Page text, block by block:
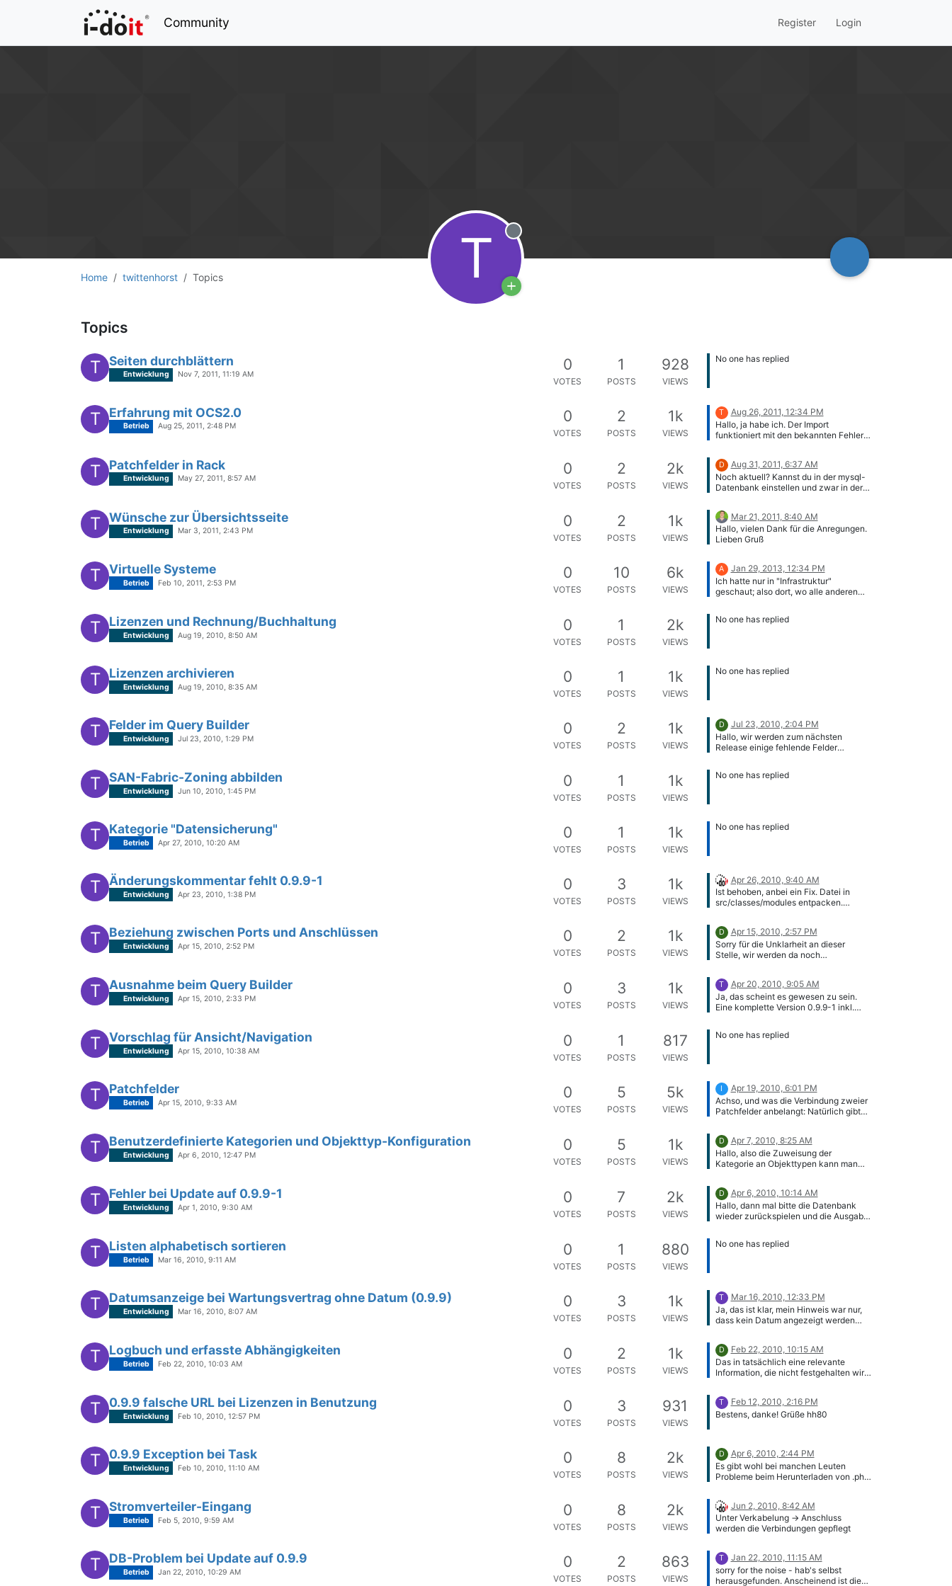
Community Register Login
Home twittenhorst Topics T Offline
Topics
T Seiten durchblättern
Entwicklung Nov 7, 2011, 11:19 AM
0
VOTES
1
POSTS
928
VIEWS
No one has replied
T Erfahrung mit OCS2.0
Betrieb Aug 25, 2011, 2:48 PM
0
VOTES
2
POSTS
1k
VIEWS
T
Aug 26, 2011, 12:34 PM
Hallo, ja habe ich. Der Import
funktioniert mit den bekannten Fehlern
Gruß, Thomas
T Patchfelder in Rack
Entwicklung May 27, 2011, 8:57 AM
0
VOTES
2
POSTS
2k
VIEWS
D
Aug 31, 2011, 6:37 AM
Noch aktuell? Kannst du in der mysql-
Datenbank einstellen und zwar in der
entsprechenden Typ (z. B. Patchfeld)
suchen und den Wert in der Spalte
show_in_rack auf 1 setzen.
T Wünsche zur Übersichtsseite
Entwicklung Mar 3, 2011, 2:43 PM
0
VOTES
2
POSTS
1k
VIEWS
Mar 21, 2011, 8:40 AM
Hallo, vielen Dank für die Anregungen.
Lieben Gruß
T Virtuelle Systeme
Betrieb Feb 10, 2011, 2:53 PM
0
VOTES
10
POSTS
6k
VIEWS
A
Jan 29, 2013, 12:34 PM
Ich hatte nur in "Infrastruktur"
geschaut; also dort, wo alle anderen
"Andere"? Okay, egal, mein Fehler.
T Lizenzen und Rechnung/Buchhaltung
Entwicklung Aug 19, 2010, 8:50 AM
0
VOTES
1
POSTS
2k
VIEWS
No one has replied
T Lizenzen archivieren
Entwicklung Aug 19, 2010, 8:35 AM
0
VOTES
1
POSTS
1k
VIEWS
No one has replied
T Felder im Query Builder
Entwicklung Jul 23, 2010, 1:29 PM
0
VOTES
2
POSTS
1k
VIEWS
D
Jul 23, 2010, 2:04 PM
Hallo, wir werden zum nächsten
Release einige fehlende Felder
T SAN-Fabric-Zoning abbilden
Entwicklung Jun 10, 2010, 1:45 PM
0
VOTES
1
POSTS
1k
VIEWS
No one has replied
T Kategorie "Datensicherung"
Betrieb Apr 27, 2010, 10:20 AM
0
VOTES
1
POSTS
1k
VIEWS
No one has replied
T Änderungskommentar fehlt 0.9.9-1
Entwicklung Apr 23, 2010, 1:38 PM
0
VOTES
3
POSTS
1k
VIEWS
Apr 26, 2010, 9:40 AM
Ist behoben, anbei ein Fix. Datei in
src/classes/modules entpacken.
T Beziehung zwischen Ports und Anschlüssen
Entwicklung Apr 15, 2010, 2:52 PM
0
VOTES
2
POSTS
1k
VIEWS
D
Apr 15, 2010, 2:57 PM
Sorry für die Unklarheit an dieser
Stelle, wir werden da noch
umbenannt werden, dann müssen
natürlich auch die zugehörigen
Anschlüsse umbenannt werden.
T Ausnahme beim Query Builder
Entwicklung Apr 15, 2010, 2:33 PM
0
VOTES
3
POSTS
1k
VIEWS
T
Apr 20, 2010, 9:05 AM
Ja, das scheint es gewesen zu sein.
Eine komplette Version 0.9.9-1 inkl.
T Vorschlag für Ansicht/Navigation
Entwicklung Apr 15, 2010, 10:38 AM
0
VOTES
1
POSTS
817
VIEWS
No one has replied
T Patchfelder
Betrieb Apr 15, 2010, 9:33 AM
0
VOTES
5
POSTS
5k
VIEWS
I
Apr 19, 2010, 6:01 PM
Achso, und was die Verbindung zweier
Patchfelder anbelangt: Natürlich gibt
nicht auf einem zweiten endet, sondern
in einer oder mehreren Dosen, z.B.
wenn Räume mit Kabelkanal und Cat-
5/6 Verkabelung sowie einzelnen
Serverraum auflaufen. Es sollte bei der
Anlage des Patchfeldobjektes aber
wählbar sein, ob das so ist. Also
Auswahl: 1) Patchfeld <-> Patchfeld
definierbar; diese werden auf jedem der
beiden Patchfelder angelegt) oder
Geräte manuell angeschlossen
werden) Möglichkeit 2) dürfte im
Augenblick die Standard-Variante sein,
1) müßte noch geschaffen werden.
Möglichkeit, das so oder so ähnlich
umzusetzen? Viele Grüße, Frank
T Benutzerdefinierte Kategorien und Objekttyp-Konfiguration
Entwicklung Apr 6, 2010, 12:47 PM
0
VOTES
5
POSTS
1k
VIEWS
D
Apr 7, 2010, 8:25 AM
Hallo, also die Zuweisung der
Kategorie an Objekttypen kann man
Konfiguration der Kategorie selber
vornehmen. Auf die Übersichtsseite
kann man diese Kategorien momentan
nicht packen, das wird es dann für ein
T Fehler bei Update auf 0.9.9-1
Entwicklung Apr 1, 2010, 9:30 AM
0
VOTES
7
POSTS
2k
VIEWS
D
Apr 6, 2010, 10:14 AM
Hallo, dann mal bitte die Datenbank
wieder zurückspielen und die Ausgabe
posten.
T Listen alphabetisch sortieren
Betrieb Mar 16, 2010, 9:11 AM
0
VOTES
1
POSTS
880
VIEWS
No one has replied
T Datumsanzeige bei Wartungsvertrag ohne Datum (0.9.9)
Entwicklung Mar 16, 2010, 8:07 AM
0
VOTES
3
POSTS
1k
VIEWS
T
Mar 16, 2010, 12:33 PM
Ja, das ist klar, mein Hinweis war nur,
dass kein Datum angezeigt werden
Gruß hh80
T Logbuch und erfasste Abhängigkeiten
Betrieb Feb 22, 2010, 10:03 AM
0
VOTES
2
POSTS
1k
VIEWS
D
Feb 22, 2010, 10:15 AM
Das in tatsächlich eine relevante
Information, die nicht festgehalten wird.
werden uns bei Zeiten darum kümmern.
T 0.9.9 falsche URL bei Lizenzen in Benutzung
Entwicklung Feb 10, 2010, 12:57 PM
0
VOTES
3
POSTS
931
VIEWS
T
Feb 12, 2010, 2:16 PM
Bestens, danke! Grüße hh80
T 0.9.9 Exception bei Task
Entwicklung Feb 10, 2010, 11:10 AM
0
VOTES
8
POSTS
2k
VIEWS
D
Apr 6, 2010, 2:44 PM
Es gibt wohl bei manchen Leuten
Probleme beim Herunterladen von .php
inzwischen draussen, bitte dieses
probieren.
T Stromverteiler-Eingang
Betrieb Feb 5, 2010, 9:59 AM
0
VOTES
8
POSTS
2k
VIEWS
Jun 2, 2010, 8:42 AM
Unter Verkabelung -> Anschluss
werden die Verbindungen gepflegt
T DB-Problem bei Update auf 0.9.9
Betrieb Jan 22, 2010, 10:29 AM
0
VOTES
2
POSTS
863
VIEWS
T
Jan 22, 2010, 11:15 AM
sorry for the noise - hab's selbst
herausgefunden. Anscheinend ist die